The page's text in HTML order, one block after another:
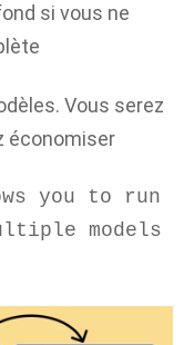
si vous ne
Vous serez
économiser
you to run
models